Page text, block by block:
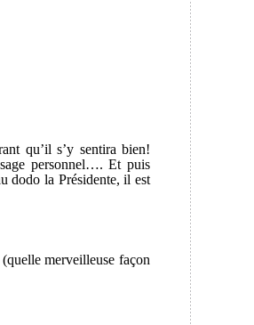
qu’il s’y sentira bien!
personnel…. Et puis
dodo la Présidente, il est
merveilleuse façon